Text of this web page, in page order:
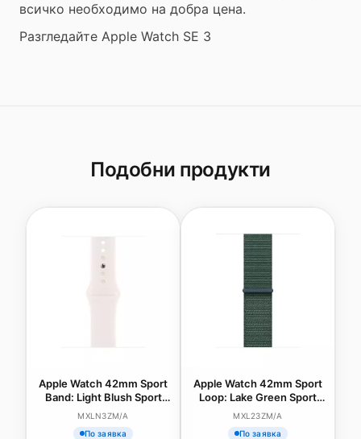
всичко необходимо на добра цена.
Разгледайте Apple Watch SE 3
Подобни продукти
Apple Watch 42mm Sport
Band: Light Blush Sport
Band - S/M
MXLN3ZM/A
По заявка
Apple Watch 42mm Sport
Loop: Lake Green Sport
Loop
MXL23ZM/A
По заявка